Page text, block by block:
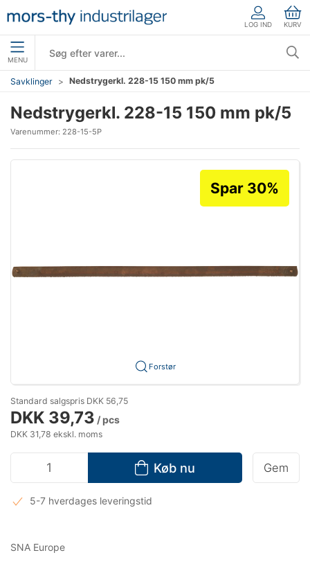
LOG IND KURV
MENU
Savklinger Nedstrygerkl. 228-15 150 mm pk/5
Nedstrygerkl. 228-15 150 mm pk/5
Varenummer: 228-15-5P
Forstør
Spar 30%
Standard salgspris DKK 56,75
DKK 39,73 / pcs
DKK 31,78 ekskl. moms
Køb nu Gem
5-7 hverdages leveringstid
SNA Europe